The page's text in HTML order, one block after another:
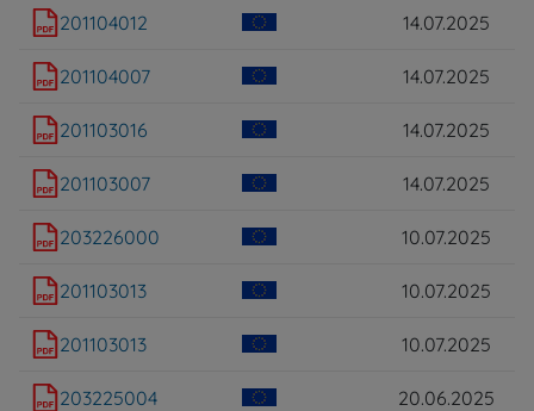
201104012 14.07.2025
201104007 14.07.2025
201103016 14.07.2025
201103007 14.07.2025
203226000 10.07.2025
201103013 10.07.2025
201103013 10.07.2025
203225004 20.06.2025